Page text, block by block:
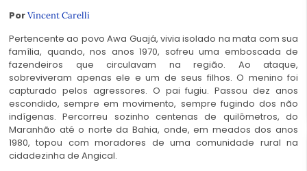
PorVincent Carelli
Pertencente ao povo Awa Guajá, vivia isolado na mata com sua
família, quando, nos anos 1970, sofreu uma emboscada de
fazendeiros que circulavam na região. Ao ataque,
sobreviveram apenas ele e um de seus filhos. O menino foi
capturado pelos agressores. O pai fugiu. Passou dez anos
escondido, sempre em movimento, sempre fugindo dos não
indígenas. Percorreu sozinho centenas de quilômetros, do
Maranhão até o norte da Bahia, onde, em meados dos anos
1980, topou com moradores de uma comunidade rural na
cidadezinha de Angical.